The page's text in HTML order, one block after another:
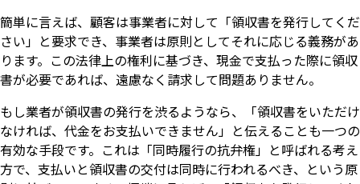
簡単に言えば、顧客は事業者に対して「領収書を発行してくだ
さい」と要求でき、事業者は原則としてそれに応じる義務があ
ります。この法律上の権利に基づき、現金で支払った際に領収
書が必要であれば、遠慮なく請求して問題ありません。
もし業者が領収書の発行を渋るようなら、「領収書をいただけ
なければ、代金をお支払いできません」と伝えることも一つの
有効な手段です。これは「同時履行の抗弁権」と呼ばれる考え
方で、支払いと領収書の交付は同時に行われるべき、という原